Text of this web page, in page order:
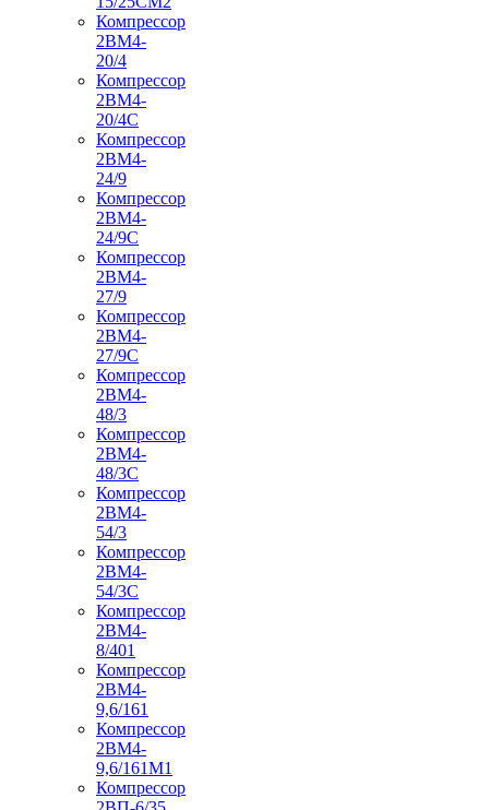
Компрессор
2ВМ4-
20/4
Компрессор
2ВМ4-
20/4С
Компрессор
2ВМ4-
24/9
Компрессор
2ВМ4-
24/9С
Компрессор
2ВМ4-
27/9
Компрессор
2ВМ4-
27/9С
Компрессор
2ВМ4-
48/3
Компрессор
2ВМ4-
48/3С
Компрессор
2ВМ4-
54/3
Компрессор
2ВМ4-
54/3С
Компрессор
2ВМ4-
8/401
Компрессор
2ВМ4-
9,6/161
Компрессор
2ВМ4-
9,6/161М1
Компрессор